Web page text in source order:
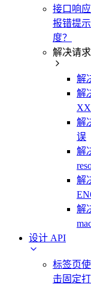
接口响
报错提
度？
解决请
解
解
解
误
解
解
解
设计 API
标签页
击固定打